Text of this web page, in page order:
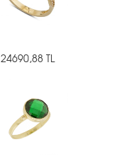
24690,88 TL